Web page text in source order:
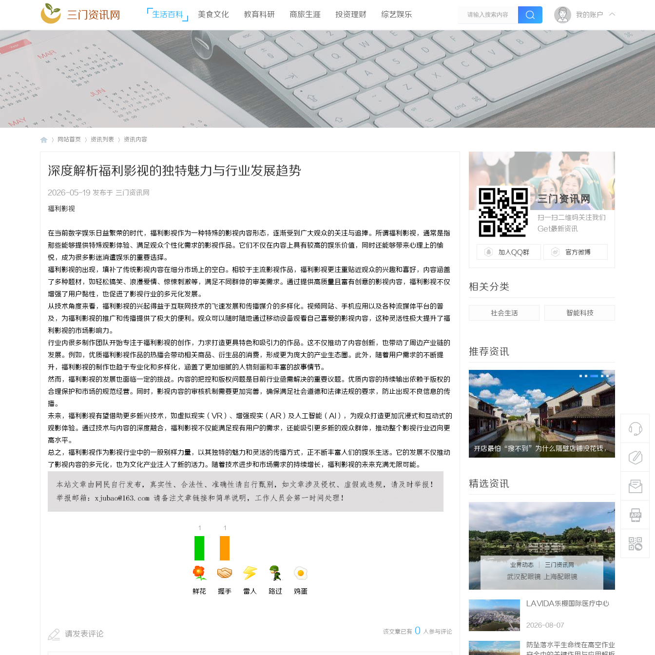
三门资讯网 生活百科 美食文化 教育科研 商旅生涯 投资理财 综艺娱乐 我的账户
网站首页 资讯列表 资讯内容
深度解析福利影视的独特魅力与行业发展趋势
2026-05-19 发布于 三门资讯网
福利影视
在当前数字娱乐日益繁荣的时代，福利影视作为一种特殊的影视内容形态，逐渐受到广大观众的关注与追捧。所谓福利影视，通常是指
那些能够提供特殊观影体验、满足观众个性化需求的影视作品。它们不仅在内容上具有较高的娱乐价值，同时还能够带来心理上的愉
悦，成为很多影迷消遣娱乐的重要选择。
福利影视的出现，填补了传统影视内容在细分市场上的空白。相较于主流影视作品，福利影视更注重贴近观众的兴趣和喜好，内容涵盖
了多种题材，如轻松搞笑、浪漫爱情、惊悚刺激等，满足不同群体的审美需求。通过提供高质量且富有创意的影视内容，福利影视不仅
增强了用户黏性，也促进了影视行业的多元化发展。
从技术角度来看，福利影视的兴起得益于互联网技术的飞速发展和传播媒介的多样化。视频网站、手机应用以及各种流媒体平台的普
及，为福利影视的推广和传播提供了极大的便利。观众可以随时随地通过移动设备观看自己喜爱的影视内容，这种灵活性极大提升了福
利影视的市场影响力。
行业内很多制作团队开始专注于福利影视的创作，力求打造更具特色和吸引力的作品。这不仅推动了内容创新，也带动了周边产业链的
发展。例如，优质福利影视作品的热播会带动相关商品、衍生品的消费，形成更为庞大的产业生态圈。此外，随着用户需求的不断提
升，福利影视的制作也趋于专业化和多样化，涵盖了更加细腻的人物刻画和丰富的故事情节。
然而，福利影视的发展也面临一定的挑战。内容的把控和版权问题是目前行业亟需解决的重要议题。优质内容的持续输出依赖于版权的
合理保护和市场的规范经营。同时，影视内容的审核机制需要更加完善，确保满足社会道德和法律法规的要求，防止出现不良信息的传
播。
未来，福利影视有望借助更多新兴技术，如虚拟现实（VR）、增强现实（AR）及人工智能（AI），为观众打造更加沉浸式和互动式的
观影体验。通过技术与内容的深度融合，福利影视不仅能满足现有用户的需求，还能吸引更多新的观众群体，推动整个影视行业迈向更
高水平。
总之，福利影视作为影视行业中的一股别样力量，以其独特的魅力和灵活的传播方式，正不断丰富人们的娱乐生活。它的发展不仅推动
了影视内容的多元化，也为文化产业注入了新的活力。随着技术进步和市场需求的持续增长，福利影视的未来充满无限可能。
1
鲜花
1
握手 雷人 路过 鸡蛋
该文章已有 0 人参与评论
请发表评论
三门资讯网
扫一扫二维码关注我们
Get最新资讯
加入QQ群 官方微博
相关分类
社会生活 智能科技
推荐资讯
揭秘！专业充电桩项目软件开发商，究竟藏着
哪些行业秘诀？
激光切管机：现代制造业的革命性工具 开店最怕“搜不到”为什么隔壁店铺没花钱， 全面解析
造高效信
精选资讯
业界动态 三门资讯网
武汉配眼镜 上海配眼镜
LAVIDA乐樱国际医疗中心
2026-08-07
防坠落水平生命线在高空作业